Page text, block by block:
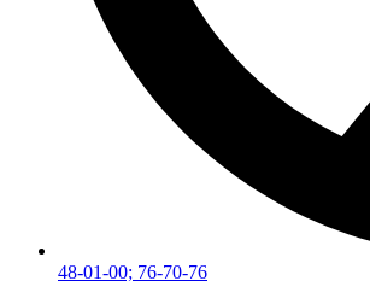
48-01-00; 76-70-76